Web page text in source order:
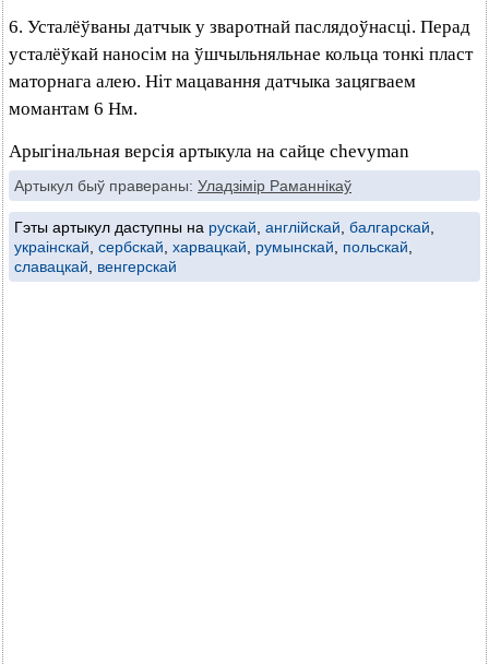
6. Усталёўваны датчык у зваротнай паслядоўнасці. Перад
усталёўкай наносім на ўшчыльняльнае кольца тонкі пласт
маторнага алею. Ніт мацавання датчыка зацягваем
момантам 6 Нм.
Арыгінальная версія артыкула на сайце chevyman
Артыкул быў правераны: Уладзімір Раманнікаў
Гэты артыкул даступны на рускай англійскай балгарскай
украінскай сербскай харвацкай румынскай польскай
славацкай
венгерскай